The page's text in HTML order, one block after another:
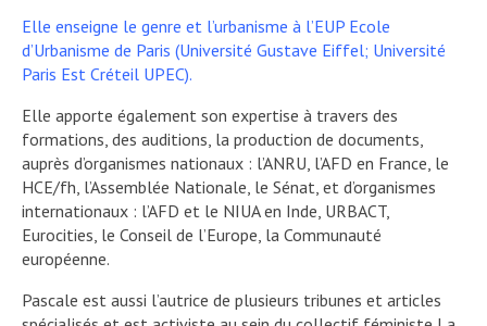
Elle enseigne le genre et l’urbanisme à l’EUP Ecole
d’Urbanisme de Paris (Université Gustave Eiffel; Université
Paris Est Créteil UPEC).
Elle apporte également son expertise à travers des
formations, des auditions, la production de documents,
auprès d’organismes nationaux : l’ANRU, l’AFD en France, le
HCE/fh, l’Assemblée Nationale, le Sénat, et d’organismes
internationaux : l’AFD et le NIUA en Inde, URBACT,
Eurocities, le Conseil de l’Europe, la Communauté
européenne.
Pascale est aussi l’autrice de plusieurs tribunes et articles